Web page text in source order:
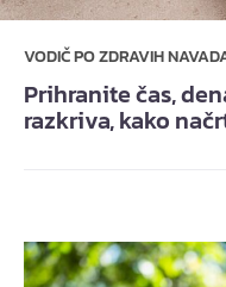
VODIČ PO ZDRAVIH
Prihranite čas,
razkriva, kako